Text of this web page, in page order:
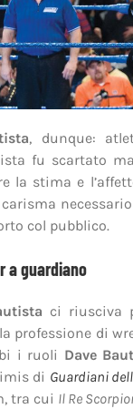
, dunque:
fu scartato
la stima e
col pubblico.
a guardiano
ci riusciva
professione di
i ruoli Dave
di Guardiani
tra cui Il Re